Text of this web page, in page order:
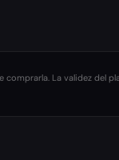
La validez del